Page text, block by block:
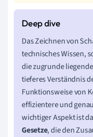
Das Zeichnen von
technisches Wissen,
die zugrunde
tieferes Verständnis
Funktionsweise von
effizientere und
wichtiger Aspekt ist
Gesetze, die den